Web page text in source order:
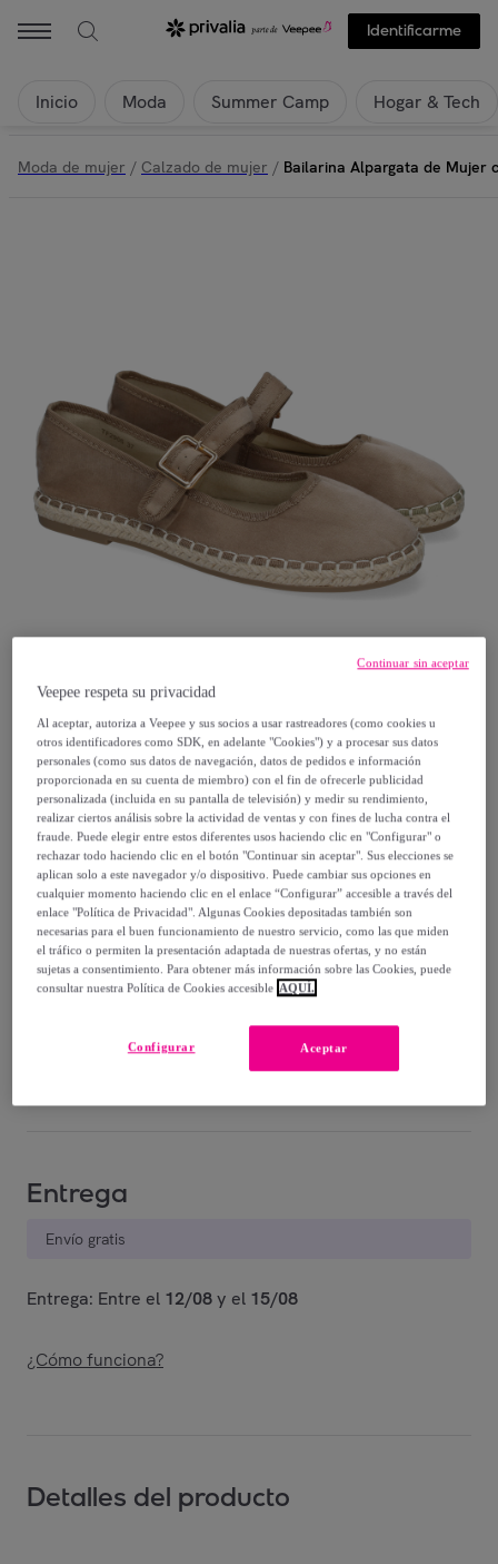
Identificarme
Inicio Moda Summer Camp Hogar & Tech
Moda de mujer / Calzado de mujer / Bailarina Alpargata de Mujer
Tephany
Bailarina Alpargata de Mujer con Yute,
Diseño Moderno, Comodas y Cierre de
Hebilla
24,99 €
Shoes and Blues
Entrega
Envío gratis
Entrega: Entre el 12/08y el 15/08
¿Cómo funciona?
Detalles del producto
Veepee respeta su privacidad
Al aceptar, autoriza a Veepee y sus socios a usar rastreadores (como cookies u
otros identificadores como SDK, en adelante "Cookies") y a procesar sus datos
personales (como sus datos de navegación, datos de pedidos e información
proporcionada en su cuenta de miembro) con el fin de ofrecerle publicidad
personalizada (incluida en su pantalla de televisión) y medir su rendimiento,
realizar ciertos análisis sobre la actividad de ventas y con fines de lucha contra el
fraude. Puede elegir entre estos diferentes usos haciendo clic en "Configurar" o
rechazar todo haciendo clic en el botón "Continuar sin aceptar". Sus elecciones se
aplican solo a este navegador y/o dispositivo. Puede cambiar sus opciones en
cualquier momento haciendo clic en el enlace “Configurar” accesible a través del
enlace "Política de Privacidad". Algunas Cookies depositadas también son
necesarias para el buen funcionamiento de nuestro servicio, como las que miden
el tráfico o permiten la presentación adaptada de nuestras ofertas, y no están
sujetas a consentimiento. Para obtener más información sobre las Cookies, puede
consultar nuestra Política de Cookies accesible AQUÍ.
Aceptar
Configurar
Continuar sin aceptar